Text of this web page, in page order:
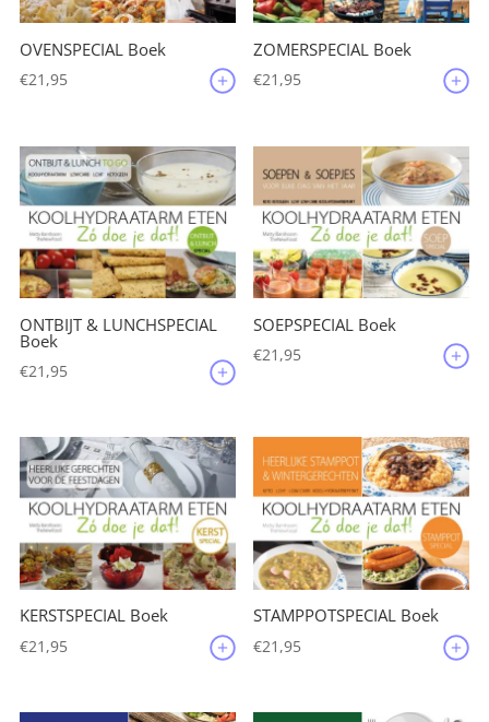
OVENSPECIAL Boek
€21,95
ZOMERSPECIAL Boek
€21,95
ONTBIJT & LUNCHSPECIAL
Boek
€21,95
SOEPSPECIAL Boek
€21,95
KERSTSPECIAL Boek
€21,95
STAMPPOTSPECIAL Boek
€21,95